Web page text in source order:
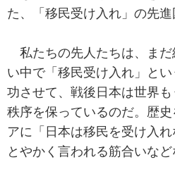
た、「移民受け入れ」の先進
私たちの先人たちは、ま
い中で「移民受け入れ」と
功させて、戦後日本は世界
秩序を保っているのだ。歴
アに「日本は移民を受け入
とやかく言われる筋合いなど